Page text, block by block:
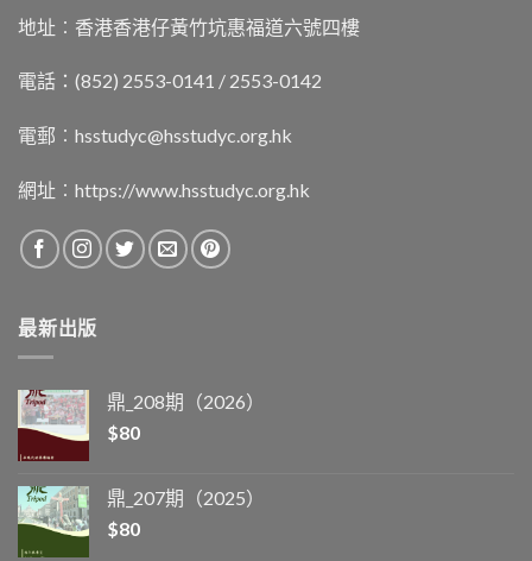
地址︰香港香港仔黃竹坑惠福道六號四樓
電話：(852) 2553-0141 / 2553-0142
電郵︰ hsstudyc@hsstudyc.org.hk
網址︰ https://www.hsstudyc.org.hk
最新出版
鼎_208期（2026）
$80
鼎_207期（2025）
$80